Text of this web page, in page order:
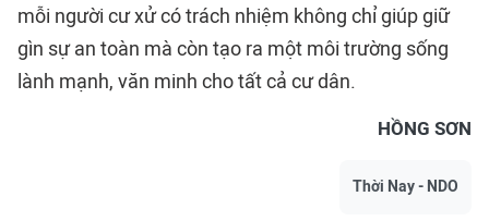
mỗi người cư xử có trách nhiệm không chỉ giúp giữ
gìn sự an toàn mà còn tạo ra một môi trường sống
lành mạnh, văn minh cho tất cả cư dân.
HỒNG SƠN
Thời Nay - NDO